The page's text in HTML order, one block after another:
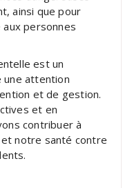
ainsi que pour
personnes
est un
une attention
et de gestion.
et en
contribuer à
notre santé contre